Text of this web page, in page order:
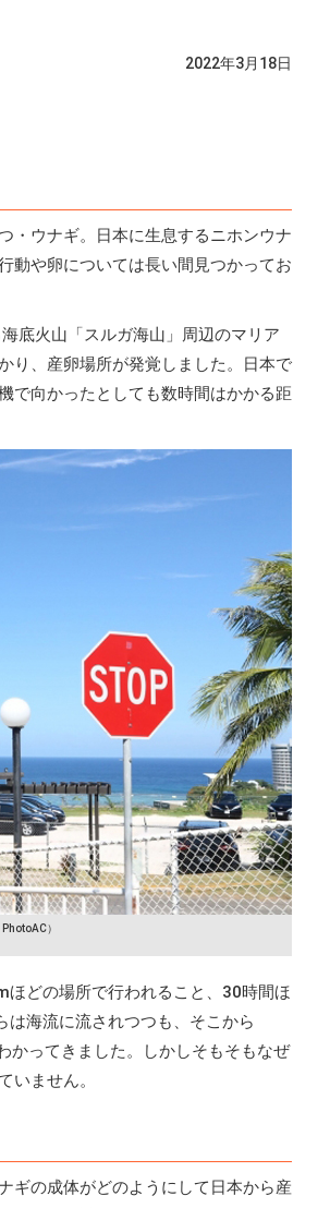
2022年3月18日
・ウナギ。日本に生息するニホンウナ
動や卵については長い間見つかってお
底火山「スルガ海山」周辺のマリア
り、産卵場所が発覚しました。日本で
で向かったとしても数時間はかかる距
PhotoAC）
どの場所で行われること、30時間ほ
海流に流されつつも、そこから
かってきました。しかしそもそもなぜ
いません。
ギの成体がどのようにして日本から産